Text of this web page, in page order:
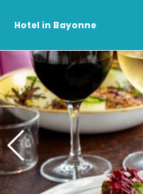
Hotel in Bayonne